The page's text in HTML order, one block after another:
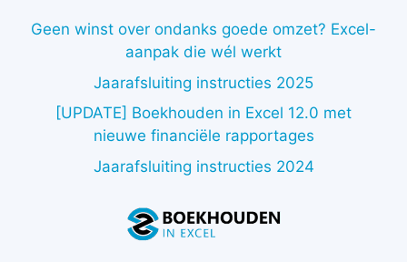
Geen winst over ondanks goede omzet? Excel-
aanpak die wél werkt
Jaarafsluiting instructies 2025
[UPDATE] Boekhouden in Excel 12.0 met
nieuwe financiële rapportages
Jaarafsluiting instructies 2024